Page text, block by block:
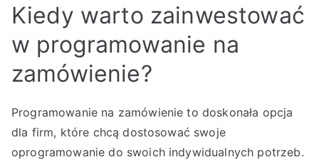
Kiedy warto zainwestować
w programowanie na
zamówienie?
Programowanie na zamówienie to doskonała opcja
dla firm, które chcą dostosować swoje
oprogramowanie do swoich indywidualnych potrzeb.